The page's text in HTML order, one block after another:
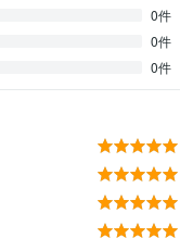
0件
0件
0件